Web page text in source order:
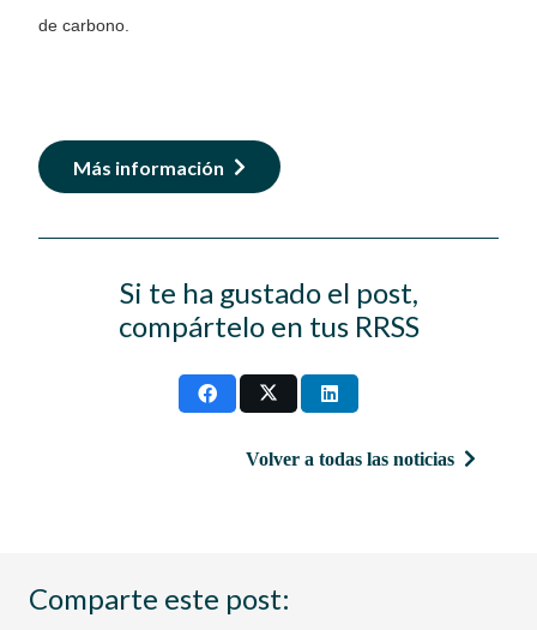
de carbono.
Más información
Si te ha gustado el post,
compártelo en tus RRSS
Volver a todas las noticias
Comparte este post: